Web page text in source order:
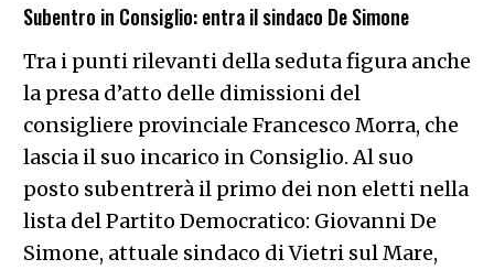
Subentro in Consiglio: entra il sindaco De Simone
Tra i punti rilevanti della seduta figura anche
la presa d’atto delle dimissioni del
consigliere provinciale Francesco Morra, che
lascia il suo incarico in Consiglio. Al suo
posto subentrerà il primo dei non eletti nella
lista del Partito Democratico: Giovanni De
Simone, attuale sindaco di Vietri sul Mare,